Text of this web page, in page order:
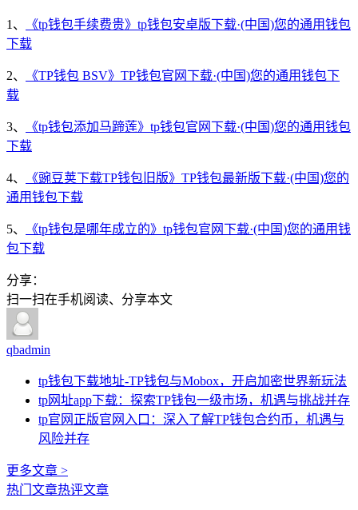
1、
《tp钱包手续费贵》tp钱包安卓版下载·(中国)您的通用钱包
下载
2、
《TP钱包 BSV》TP钱包官网下载·(中国)您的通用钱包下
载
3、
《tp钱包添加马蹄莲》tp钱包官网下载·(中国)您的通用钱包
下载
4、
《豌豆荚下载TP钱包旧版》TP钱包最新版下载·(中国)您的
通用钱包下载
5、
《tp钱包是哪年成立的》tp钱包官网下载·(中国)您的通用钱
包下载
分享：
扫一扫在手机阅读、分享本文
qbadmin
tp钱包下载地址-TP钱包与Mobox，开启加密世界新玩法
tp网址app下载：探索TP钱包一级市场，机遇与挑战并存
tp官网正版官网入口：深入了解TP钱包合约币，机遇与
风险并存
更多文章 >
热门文章热评文章